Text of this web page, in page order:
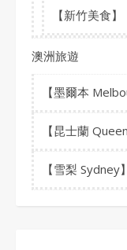
【新竹美食】
澳洲旅遊
【墨爾本
【昆士蘭
【雪梨 Sydney】